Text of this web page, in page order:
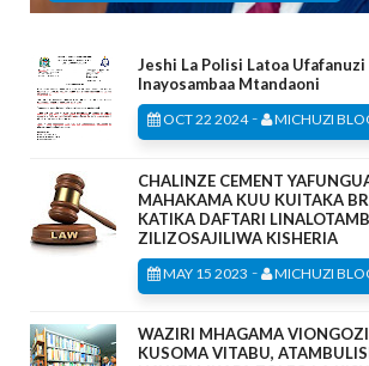
Jeshi La Polisi Latoa
Inayosambaa Mtandaoni
OCT 22 2024- MICHUZI
CHALINZE CEMENT
MAHAKAMA KUU KUITAKA
KATIKA DAFTARI
ZILIZOSAJILIWA KISHERIA
MAY 15 2023 - MICHUZI
WAZIRI MHAGAMA
KUSOMA VITABU,